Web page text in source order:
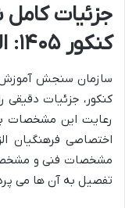
جزئیات
کنکور ۱۴۰۵: الزامات سازمان سنجش
سازمان سنجش آموزش
کنکور، جزئیات دقیقی
رعایت این مشخصات
اختصاصی فرهنگیان
مشخصات فنی و
تفصیل به آن ها می